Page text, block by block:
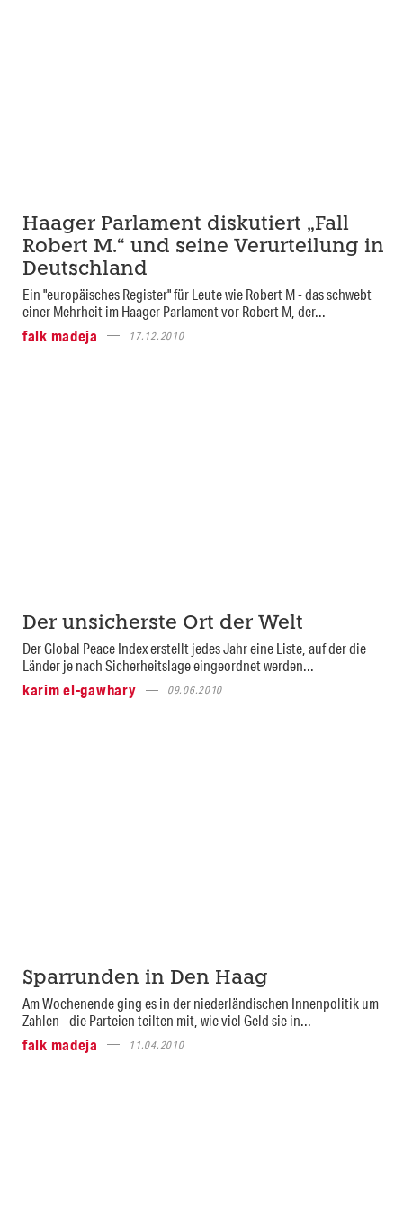
Haager Parlament diskutiert „Fall
Robert M.“ und seine Verurteilung in
Deutschland
Ein "europäisches Register" für Leute wie Robert M - das schwebt
einer Mehrheit im Haager Parlament vor Robert M, der...
falk madeja
17.12.2010
Der unsicherste Ort der Welt
Der Global Peace Index erstellt jedes Jahr eine Liste, auf der die
Länder je nach Sicherheitslage eingeordnet werden...
karim el-gawhary
09.06.2010
Sparrunden in Den Haag
Am Wochenende ging es in der niederländischen Innenpolitik um
Zahlen - die Parteien teilten mit, wie viel Geld sie in...
falk madeja
11.04.2010